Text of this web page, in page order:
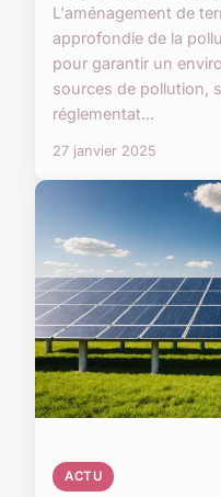
L'aménagement de
approfondie de la
pour garantir un
sources de pollution,
réglementat...
27 janvier 2025
ACTU